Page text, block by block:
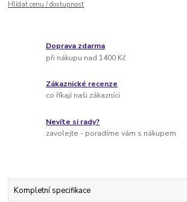
Hlídat cenu / dostupnost
Doprava zdarma
při nákupu nad 1400 Kč
Zákaznické recenze
co říkají naši zákazníci
Nevíte si rady?
zavolejte - poradíme vám s nákupem
Kompletní specifikace